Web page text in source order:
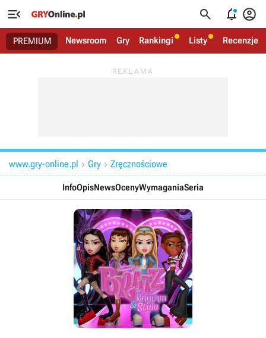
   
PREMIUM Newsroom Gry Rankingi Listy Recenzje
www.gry-online.pl  Gry  Zręcznościowe
InfoOpisNewsOcenyWymaganiaSeria